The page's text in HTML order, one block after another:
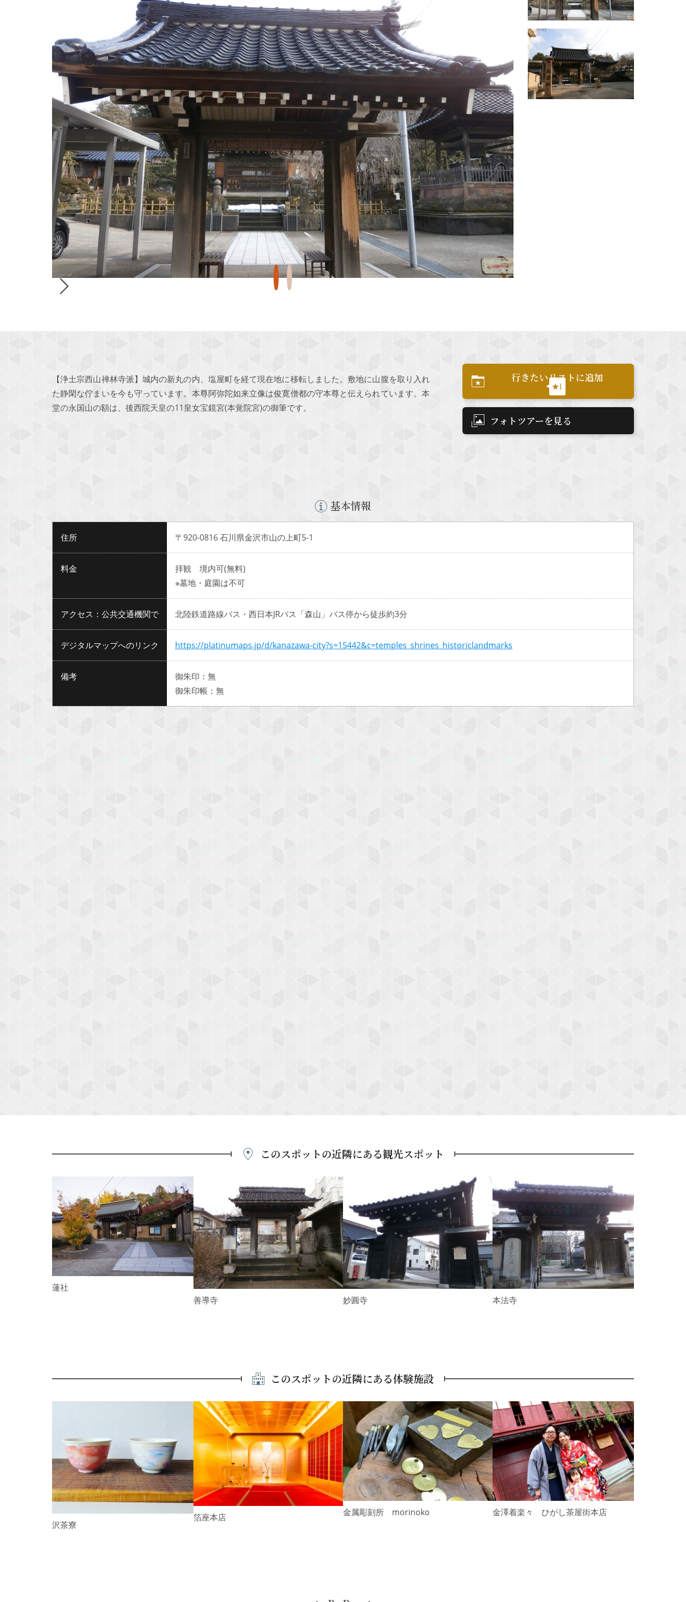
【浄土宗西山禅林寺派】城内の新丸の内、塩屋町を経て現在地に移転しました。敷地に山腹を取り入れ
た静閑な佇まいを今も守っています。本尊阿弥陀如来立像は俊寛僧都の守本尊と伝えられています。本
堂の永国山の額は、後西院天皇の11皇女宝鏡宮(本覚院宮)の御筆です。
行きたいリストに追加
★1
フォトツアーを見る
基本情報
住所 〒920-0816 石川県金沢市山の上町5-1
料金
拝観 境内可(無料)
※墓地・庭園は不可
アクセス：公共交通機関で 北陸鉄道路線バス・西日本JRバス「森山」バス停から徒歩約3分
デジタルマップへのリンク https://platinumaps.jp/d/kanazawa-city?s=15442&c=temples_shrines_historiclandmarks
備考
御朱印：無
御朱印帳：無
このスポットの近隣にある観光スポット
P
r
e
v
i
o
u
s
心蓮社
善導寺
妙圓寺 本法寺
N
e
x
t
このスポットの近隣にある体験施設
v
u
s
金沢茶寮
箔座本店 金属彫刻所 morinoko 金澤着楽々 ひがし茶屋街本店
N
e
x
t